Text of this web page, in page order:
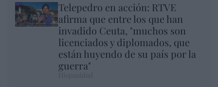
Telepedro en acción: RTVE
afirma que entre los que han
invadido Ceuta, "muchos son
licenciados y diplomados, que
están huyendo de su país por la
guerra"